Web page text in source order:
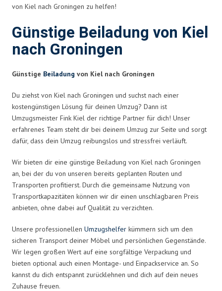
von Kiel nach Groningen zu helfen!
Günstige Beiladung von Kiel
nach Groningen
Günstige Beiladung von Kiel nach Groningen
Du ziehst von Kiel nach Groningen und suchst nach einer
kostengünstigen Lösung für deinen Umzug? Dann ist
Umzugsmeister Fink Kiel der richtige Partner für dich! Unser
erfahrenes Team steht dir bei deinem Umzug zur Seite und sorgt
dafür, dass dein Umzug reibungslos und stressfrei verläuft.
Wir bieten dir eine günstige Beiladung von Kiel nach Groningen
an, bei der du von unseren bereits geplanten Routen und
Transporten profitierst. Durch die gemeinsame Nutzung von
Transportkapazitäten können wir dir einen unschlagbaren Preis
anbieten, ohne dabei auf Qualität zu verzichten.
Unsere professionellen Umzugshelfer kümmern sich um den
sicheren Transport deiner Möbel und persönlichen Gegenstände.
Wir legen großen Wert auf eine sorgfältige Verpackung und
bieten optional auch einen Montage- und Einpackservice an. So
kannst du dich entspannt zurücklehnen und dich auf dein neues
Zuhause freuen.